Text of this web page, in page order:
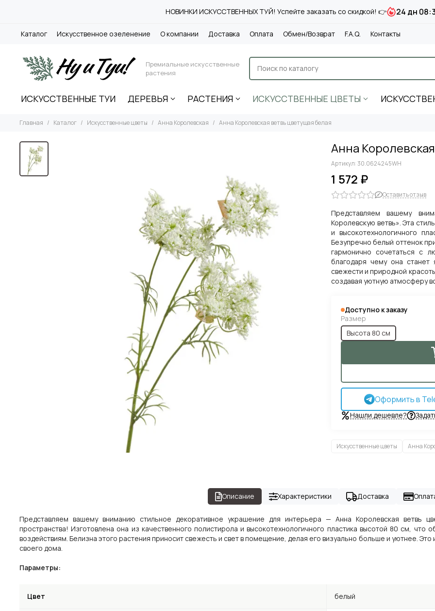
НОВИНКИ ИСКУССТВЕННЫХ ТУЙ! Успейте заказать со скидкой! 👉 24 дн
Каталог Искусственное озеленение О компании Доставка Оплата Обмен/Возврат F.A.Q. Контакты
Премиальные искусственные
растения
ИСКУССТВЕННЫЕ ТУИ ДЕРЕВЬЯ РАСТЕНИЯ ИСКУССТВЕННЫЕ ЦВЕТЫ
Главная Каталог Искусственные цветы Анна Королевская Анна Королевская ветвь цветущая белая
Анна
Артикул:30.0624245WH
1 572 ₽
Оставить отзыв
Представляем вашему
Королевскую ветвь». Эта
и высокотехнологичного
Безупречно белый оттенок
гармонично сочетаться с
благодаря чему она станет
свежести и природной
создавая уютную атмосферу
Доступно к заказу
Размер
Высота 80 см
Оформить в
Нашли дешевле?
Искусственные цветы Анна
Описание Характеристики Доставка
Представляем вашему вниманию стильное декоративное украшение для интерьера — Анна Королевская ветвь
пространства! Изготовлена она из качественного полистирола и высокотехнологичного пластика высотой 80 см, что
воздействиям. Белизна этого растения приносит свежесть и свет в помещение, делая его визуально больше и уютнее. Это
своего дома.
Параметры:
Цвет белый